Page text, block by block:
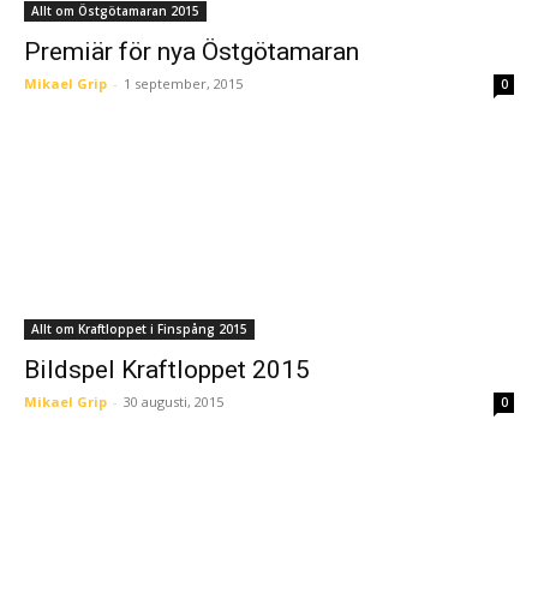
Allt om Östgötamaran 2015
Premiär för nya Östgötamaran
Mikael Grip - 1 september, 2015 0
Allt om Kraftloppet i Finspång 2015
Bildspel Kraftloppet 2015
Mikael Grip - 30 augusti, 2015 0